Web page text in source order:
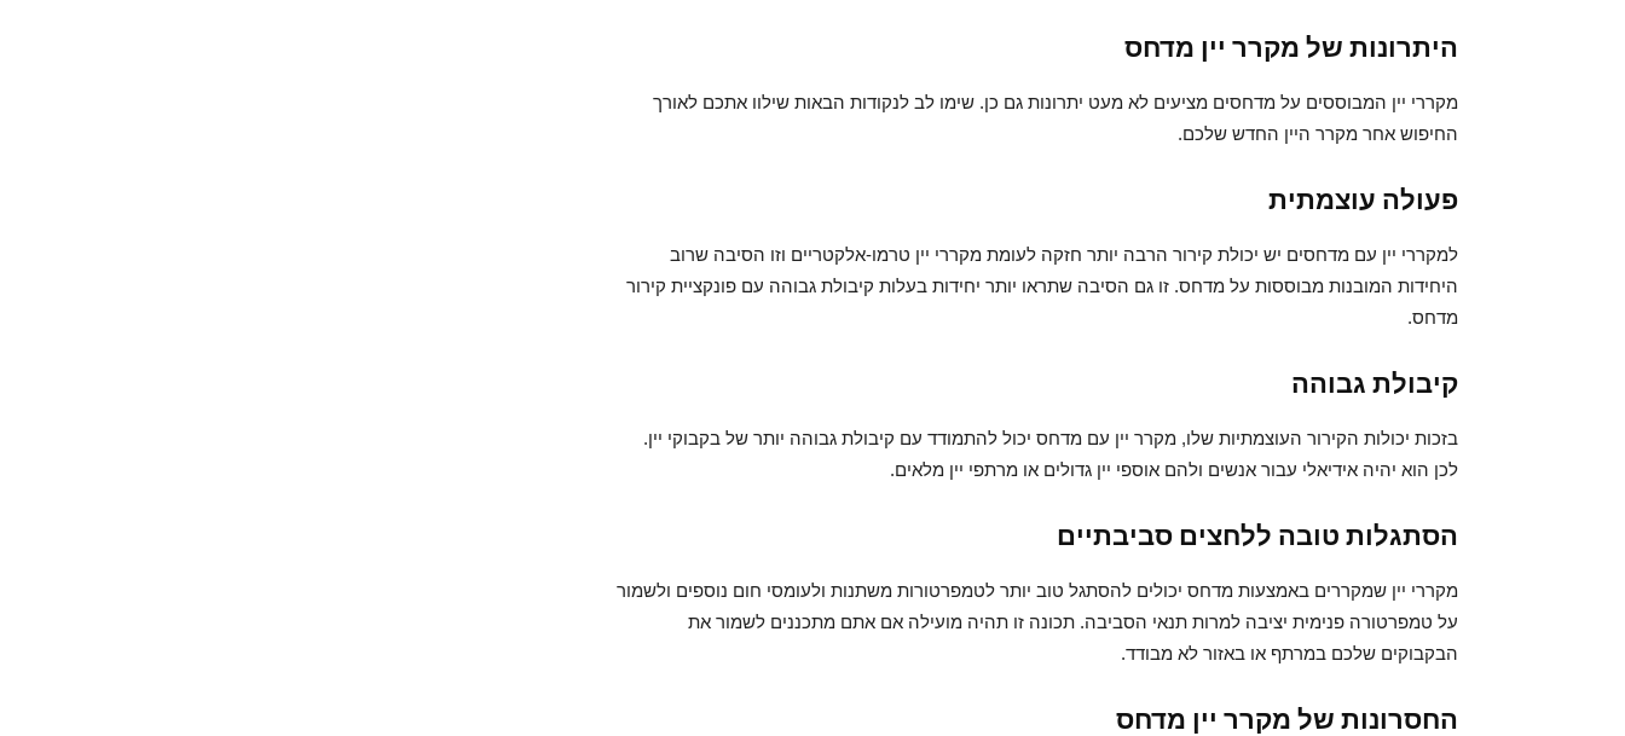
היתרונות של מקרר יין מדחס
מקררי יין המבוססים על מדחסים מציעים לא מעט יתרונות גם כן. שימו לב לנקודות הבאות שילוו אתכם לאורך
החיפוש אחר מקרר היין החדש שלכם.
פעולה עוצמתית
למקררי יין עם מדחסים יש יכולת קירור הרבה יותר חזקה לעומת מקררי יין טרמו-אלקטריים וזו הסיבה שרוב
היחידות המובנות מבוססות על מדחס. זו גם הסיבה שתראו יותר יחידות בעלות קיבולת גבוהה עם פונקציית קירור
מדחס.
קיבולת גבוהה
בזכות יכולות הקירור העוצמתיות שלו, מקרר יין עם מדחס יכול להתמודד עם קיבולת גבוהה יותר של בקבוקי יין.
לכן הוא יהיה אידיאלי עבור אנשים ולהם אוספי יין גדולים או מרתפי יין מלאים.
הסתגלות טובה ללחצים סביבתיים
מקררי יין שמקררים באמצעות מדחס יכולים להסתגל טוב יותר לטמפרטורות משתנות ולעומסי חום נוספים ולשמור
על טמפרטורה פנימית יציבה למרות תנאי הסביבה. תכונה זו תהיה מועילה אם אתם מתכננים לשמור את
הבקבוקים שלכם במרתף או באזור לא מבודד.
החסרונות של מקרר יין מדחס